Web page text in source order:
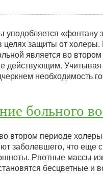
уподобляется «фонтану
защиты от
является во
действующим.
необходимость
больного
втором периоде
заболевшего, что еще
Рвотные массы
бесцветные